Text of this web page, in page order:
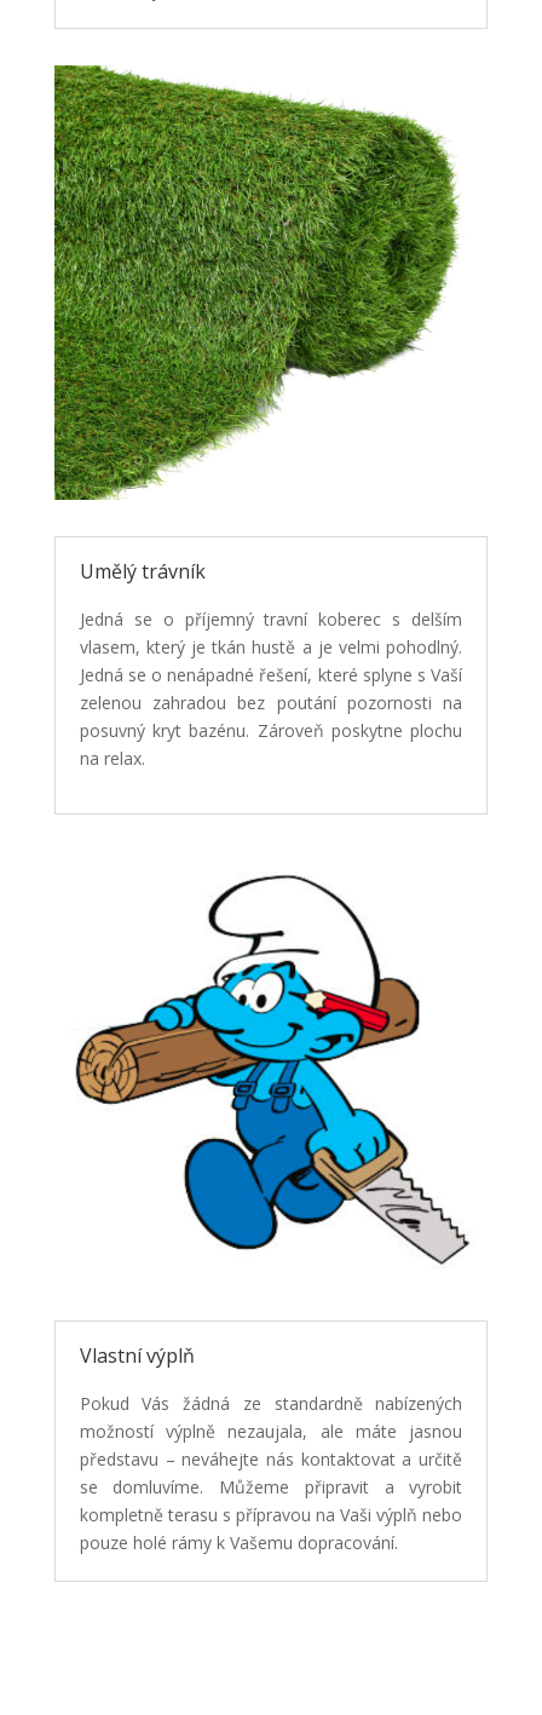
Umělý trávník
Jedná se o příjemný travní koberec s delším
vlasem, který je tkán hustě a je velmi pohodlný.
Jedná se o nenápadné řešení, které splyne s Vaší
zelenou zahradou bez poutání pozornosti na
posuvný kryt bazénu. Zároveň poskytne plochu
na relax.
Vlastní výplň
Pokud Vás žádná ze standardně nabízených
možností výplně nezaujala, ale máte jasnou
představu – neváhejte nás kontaktovat a určitě
se domluvíme. Můžeme připravit a vyrobit
kompletně terasu s přípravou na Vaši výplň nebo
pouze holé rámy k Vašemu dopracování.